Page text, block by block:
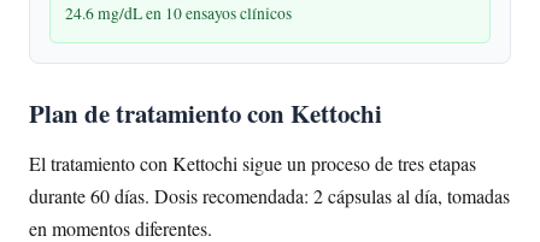
24.6 mg/dL en 10 ensayos clínicos
Plan de tratamiento con Kettochi
El tratamiento con Kettochi sigue un proceso de tres etapas
durante 60 días. Dosis recomendada: 2 cápsulas al día, tomadas
en momentos diferentes.